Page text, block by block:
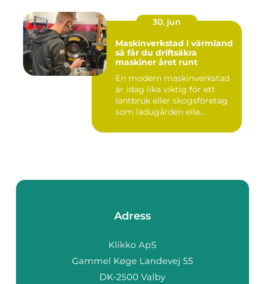
30. jun
Maskinverkstad i värmland
så får du driftsäkra
maskiner året runt
En modern maskinverkstad
är idag lika viktig för ett
lantbruk eller skogsföretag
som ladugården elle...
Adress